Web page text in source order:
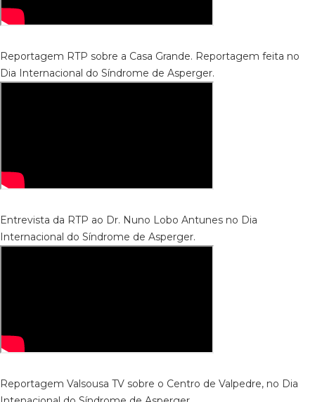
Reportagem RTP sobre a Casa Grande. Reportagem feita no
Dia Internacional do Síndrome de Asperger.
Entrevista da RTP ao Dr. Nuno Lobo Antunes no Dia
Internacional do Síndrome de Asperger.
Reportagem Valsousa TV sobre o Centro de Valpedre, no Dia